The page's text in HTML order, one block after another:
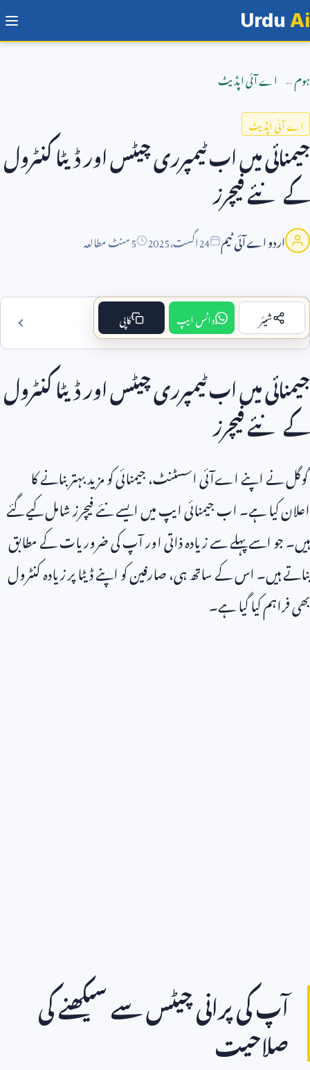
Urdu Ai
ہوم اے آئی اپڈیٹ
اے آئی اپڈیٹ
جیمنائی میں اب ٹیمپرری چیٹس اور ڈیٹا کنٹرول
کے نئے فیچرز
اردو اے آئی ٹیم 24اگست،2025 5 منٹ مطالعہ
فہرست مضمون
جیمنائی میں اب ٹیمپرری چیٹس اور ڈیٹا کنٹرول
کے نئے فیچرز
گوگل نے اپنے اےآئی اسسٹنٹ، جیمنائی کو مزید بہتر بنانے کا
اعلان کیا ہے۔ اب جیمنائی ایپ میں ایسے نئے فیچرز شامل کیے گئے
ہیں۔ جو اسے پہلے سے زیادہ ذاتی اور آپ کی ضروریات کے مطابق
بناتے ہیں۔ اس کے ساتھ ہی، صارفین کو اپنے ڈیٹا پر زیادہ کنٹرول
بھی فراہم کیا گیا ہے۔
آپ کی پرانی چیٹس سے سیکھنے کی
صلاحیت
شیئر واٹس ایپ کاپی